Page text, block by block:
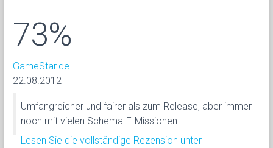
73%
GameStar.de
22.08.2012
Umfangreicher und fairer als zum Release, aber immer
noch mit vielen Schema-F-Missionen
Lesen Sie die vollständige Rezension unter